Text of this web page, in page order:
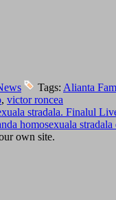
Tags: Alianta
, victor roncea
stradala. Finalul
homosexuala
own site.